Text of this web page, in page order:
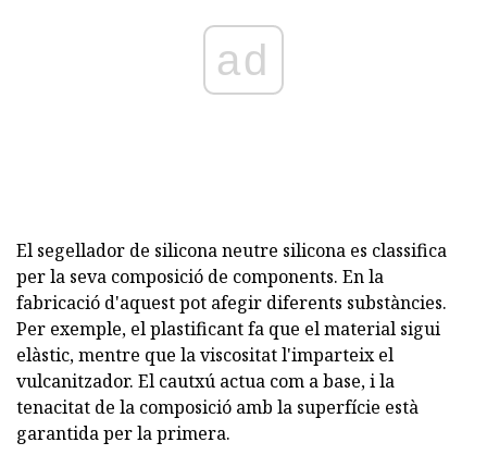
ad
El segellador de silicona neutre silicona es classifica
per la seva composició de components. En la
fabricació d'aquest pot afegir diferents substàncies.
Per exemple, el plastificant fa que el material sigui
elàstic, mentre que la viscositat l'imparteix el
vulcanitzador. El cautxú actua com a base, i la
tenacitat de la composició amb la superfície està
garantida per la primera.